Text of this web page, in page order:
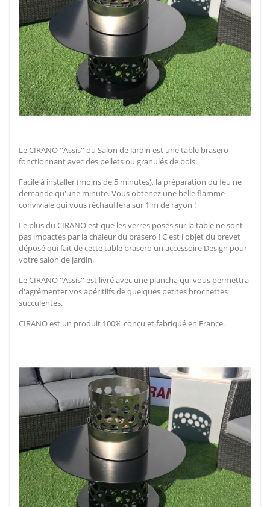
Le CIRANO ''Assis'' ou Salon de Jardin est une table brasero
fonctionnant avec des pellets ou granulés de bois.
Facile à installer (moins de 5 minutes), la préparation du feu ne
demande qu'une minute. Vous obtenez une belle flamme
conviviale qui vous réchauffera sur 1 m de rayon !
Le plus du CIRANO est que les verres posés sur la table ne sont
pas impactés par la chaleur du brasero ! C'est l'objet du brevet
déposé qui fait de cette table brasero un accessoire Design pour
votre salon de jardin.
Le CIRANO ''Assis'' est livré avec une plancha qui vous permettra
d'agrémenter vos apéritiifs de quelques petites brochettes
succulentes.
CIRANO est un produit 100% conçu et fabriqué en France.